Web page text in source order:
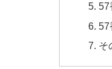
57
57
そ